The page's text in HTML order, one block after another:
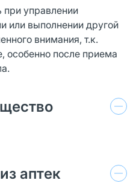
управлении
или выполнении другой
внимания, т.к.
особенно после приема
аптек